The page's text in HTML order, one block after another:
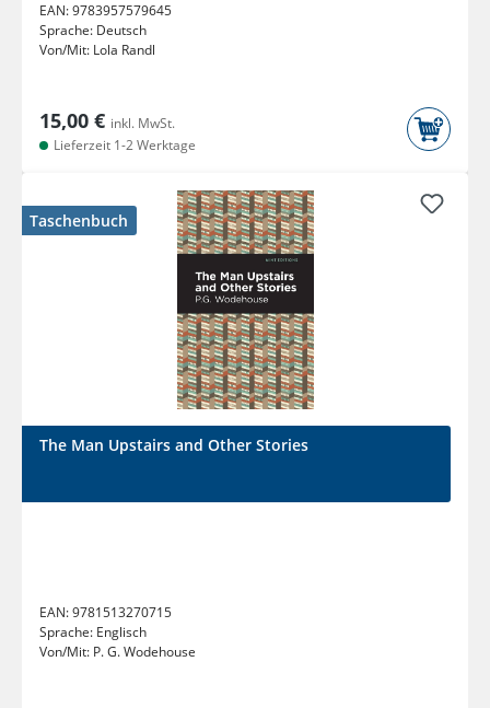
EAN:9783957579645
Sprache: Deutsch
Von/Mit: Lola Randl
15,00 € inkl. MwSt.
Lieferzeit 1-2 Werktage
Taschenbuch
The Man Upstairs and Other Stories
EAN:9781513270715
Sprache: Englisch
Von/Mit: P. G. Wodehouse